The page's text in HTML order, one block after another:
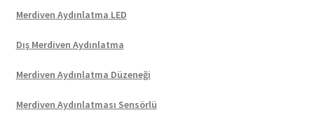
Merdiven Aydınlatma LED
Dış Merdiven Aydınlatma
Merdiven Aydınlatma Düzeneği
Merdiven Aydınlatması Sensörlü